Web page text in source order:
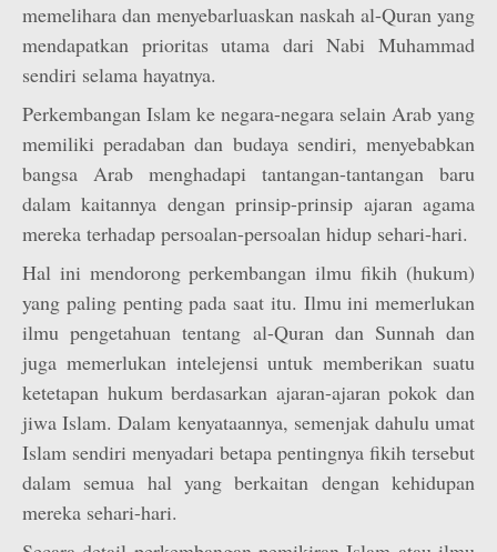
memelihara dan menyebarluaskan naskah al-Quran yang
mendapatkan prioritas utama dari Nabi Muhammad
sendiri selama hayatnya.
Perkembangan Islam ke negara-negara selain Arab yang
memiliki peradaban dan budaya sendiri, menyebabkan
bangsa Arab menghadapi tantangan-tantangan baru
dalam kaitannya dengan prinsip-prinsip ajaran agama
mereka terhadap persoalan-persoalan hidup sehari-hari.
Hal ini mendorong perkembangan ilmu fikih (hukum)
yang paling penting pada saat itu. Ilmu ini memerlukan
ilmu pengetahuan tentang al-Quran dan Sunnah dan
juga memerlukan intelejensi untuk memberikan suatu
ketetapan hukum berdasarkan ajaran-ajaran pokok dan
jiwa Islam. Dalam kenyataannya, semenjak dahulu umat
Islam sendiri menyadari betapa pentingnya fikih tersebut
dalam semua hal yang berkaitan dengan kehidupan
mereka sehari-hari.